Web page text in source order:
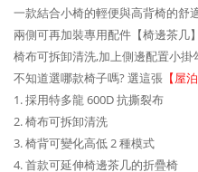
一款結合小椅的輕便與高背椅的舒
兩側可再加裝專用配件【椅邊茶几
椅布可拆卸清洗,加上側邊配置小
不知道選哪款椅子嗎? 選這張 【屋
1. 採用特多龍 600D 抗撕裂布
2. 椅布可拆卸清洗
3. 椅背可變化高低 2 種模式
4. 首款可延伸椅邊茶几的折疊椅